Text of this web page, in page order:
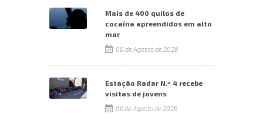
Mais de 400 quilos de
cocaína apreendidos em alto
mar
08 de Agosto de 2026
Estação Radar N.º 4 recebe
visitas de jovens
06 de Agosto de 2026